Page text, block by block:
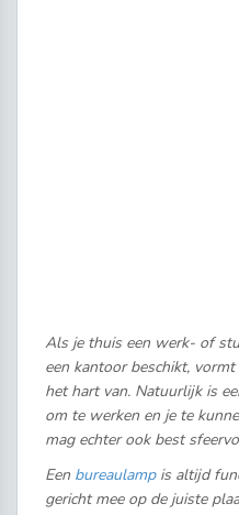
Als je thuis een werk- of
een kantoor beschikt,
het hart van. Natuurlijk is
om te werken en je te
mag echter ook best
Een bureaulampis altijd
gericht mee op de juiste